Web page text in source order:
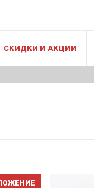
СКИДКИ И АКЦИИ